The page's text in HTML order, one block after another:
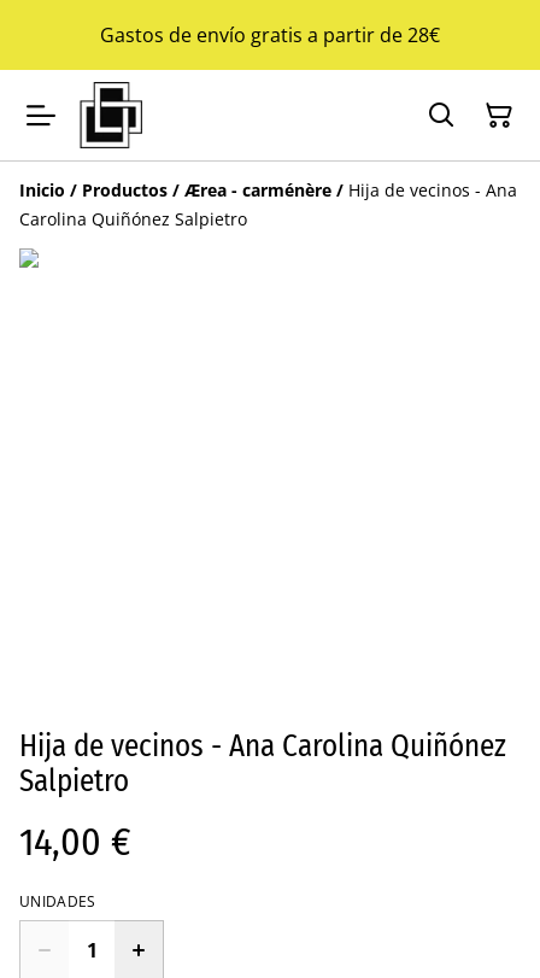
Gastos de envío gratis a partir de 28€
Inicio / Productos / Ærea - carménère / Hija de vecinos - Ana
Carolina Quiñónez Salpietro
Hija de vecinos - Ana Carolina Quiñónez
Salpietro
14,00 €
UNIDADES